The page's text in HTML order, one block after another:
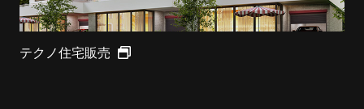
テクノ住宅販売